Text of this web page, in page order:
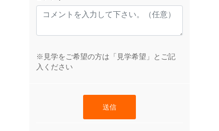
※見学をご希望の方は「見学希望」とご記
入ください
送信